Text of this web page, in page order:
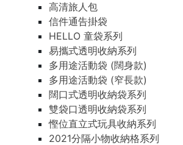
高清旅人包
信件通告掛袋
HELLO 童袋系列
易攜式透明收納系列
多用途活動袋 (闊身款)
多用途活動袋 (窄長款)
闊口式透明收納袋系列
雙袋口透明收納袋系列
慳位直立式玩具收納系列
2021分隔小物收納格系列